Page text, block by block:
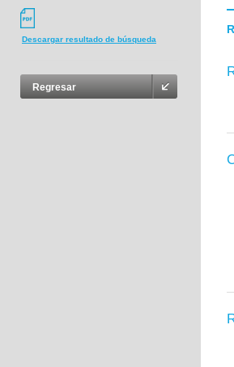
Descargar resultado de búsqueda
Regresar